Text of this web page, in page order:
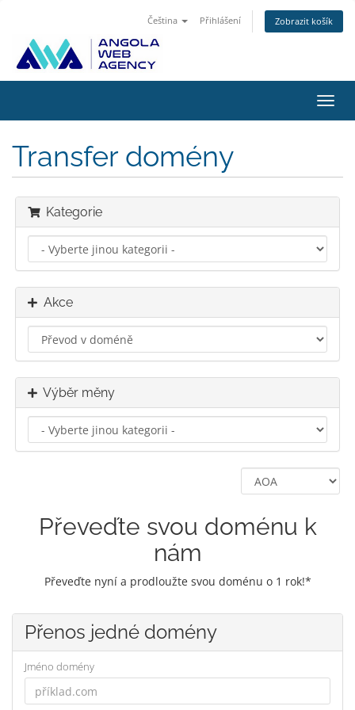
Čeština Přihlášení Zobrazit košík
Transfer domény
Kategorie
Akce
Výběr měny
Převeďte svou doménu k
nám
Převeďte nyní a prodloužte svou doménu o 1 rok!*
Přenos jedné domény
Jméno domény